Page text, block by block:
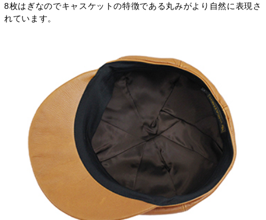
8枚はぎなのでキャスケットの特徴である丸みがより自然に表現さ
れています。